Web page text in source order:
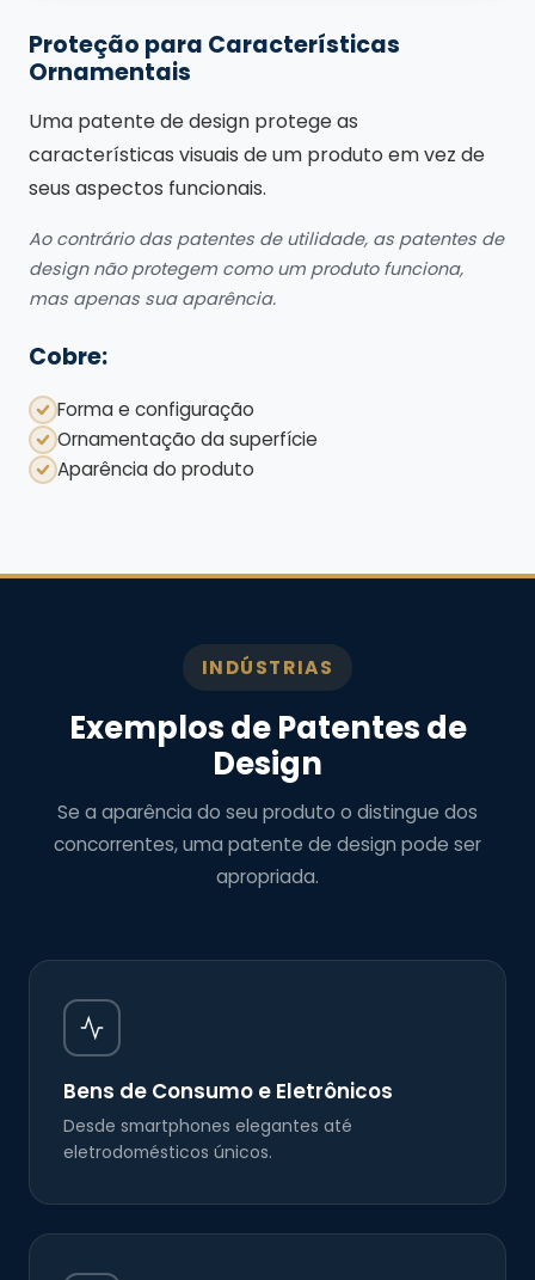
Proteção para Características
Ornamentais
Uma patente de design protege as
características visuais de um produto em vez de
seus aspectos funcionais.
Ao contrário das patentes de utilidade, as patentes de
design não protegem como um produto funciona,
mas apenas sua aparência.
Cobre:
Forma e configuração
Ornamentação da superfície
Aparência do produto
INDÚSTRIAS
Exemplos de Patentes de
Design
Se a aparência do seu produto o distingue dos
concorrentes, uma patente de design pode ser
apropriada.
Bens de Consumo e Eletrônicos
Desde smartphones elegantes até
eletrodomésticos únicos.